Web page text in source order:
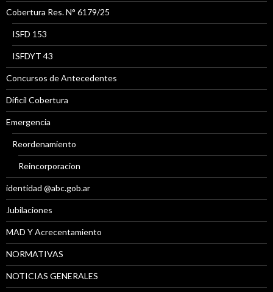
Cobertura Res. N° 6179/25
ISFD 153
ISFDYT 43
Concursos de Antecedentes
Díficil Cobertura
Emergencia
Reordenamiento
Reincorporacion
identidad @abc.gob.ar
Jubilaciones
MAD Y Acrecentamiento
NORMATIVAS
NOTICIAS GENERALES